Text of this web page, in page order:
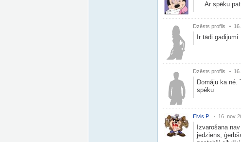
Ar spēku pat
Dzēsts profils
Ir tādi
Dzēsts profils
Domáju ka né.
spéku
Elvis P. 16. nov
Izvarošana
jēdziens,